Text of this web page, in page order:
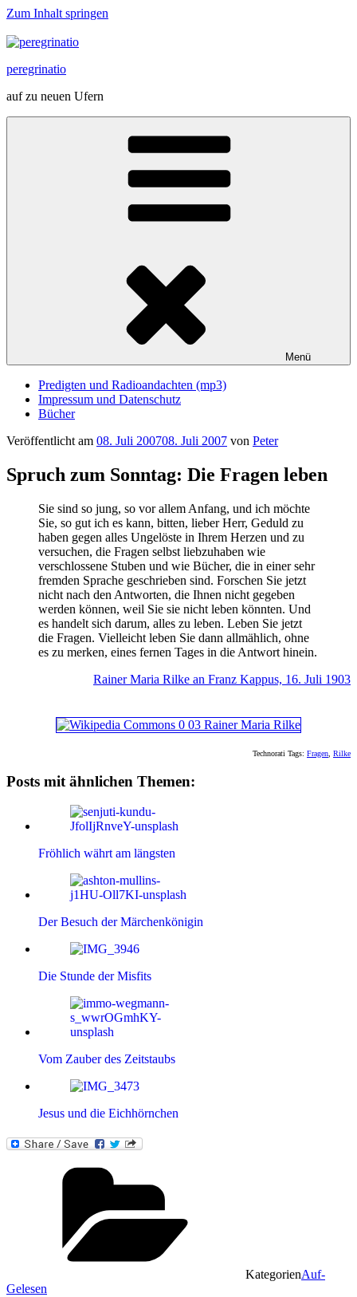
Zum Inhalt springen
peregrinatio
auf zu neuen Ufern
Menü
Predigten und Radioandachten (mp3)
Impressum und Datenschutz
Bücher
Veröffentlicht am 08. Juli 200708. Juli 2007 von Peter
Spruch zum Sonntag: Die Fragen leben
Sie sind so jung, so vor allem Anfang, und ich möchte
Sie, so gut ich es kann, bitten, lieber Herr, Geduld zu
haben gegen alles Ungelöste in Ihrem Herzen und zu
versuchen, die Fragen selbst liebzuhaben wie
verschlossene Stuben und wie Bücher, die in einer sehr
fremden Sprache geschrieben sind. Forschen Sie jetzt
nicht nach den Antworten, die Ihnen nicht gegeben
werden können, weil Sie sie nicht leben könnten. Und
es handelt sich darum, alles zu leben. Leben Sie jetzt
die Fragen. Vielleicht leben Sie dann allmählich, ohne
es zu merken, eines fernen Tages in die Antwort hinein.
Rainer Maria Rilke an Franz Kappus, 16. Juli 1903
Technorati Tags: Fragen Rilke
Posts mit ähnlichen Themen:
Fröhlich währt am längsten
Der Besuch der Märchenkönigin
Die Stunde der Misfits
Vom Zauber des Zeitstaubs
Jesus und die Eichhörnchen
KategorienAuf-
Gelesen